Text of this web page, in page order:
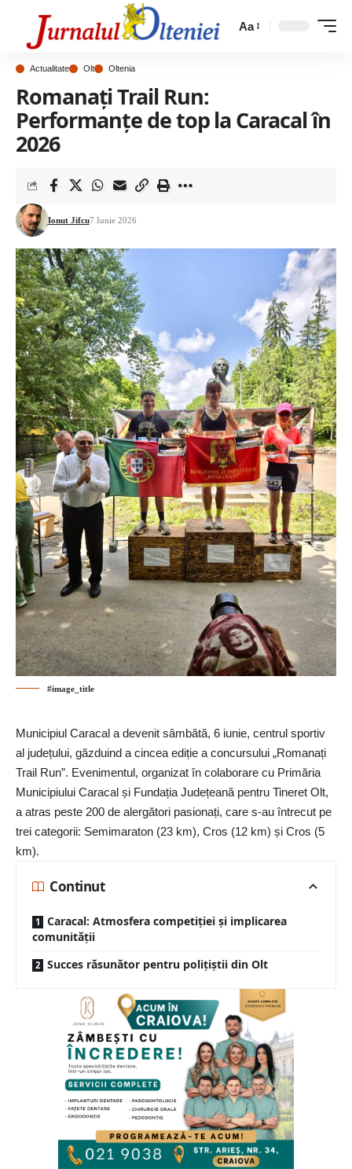
Aa
Actualitate Olt Oltenia
Romanați Trail Run:
Performanțe de top la Caracal în
2026
Ionut Jifcu7 Iunie 2026
#image_title
Municipiul Caracal a devenit sâmbătă, 6 iunie, centrul sportiv
al județului, găzduind a cincea ediție a concursului „Romanați
Trail Run”. Evenimentul, organizat în colaborare cu Primăria
Municipiului Caracal și Fundația Județeană pentru Tineret Olt,
a atras peste 200 de alergători pasionați, care s-au întrecut pe
trei categorii: Semimaraton (23 km), Cros (12 km) și Cros (5
km).
Continut
Caracal: Atmosfera competiției și implicarea
comunității
Succes răsunător pentru polițiștii din Olt